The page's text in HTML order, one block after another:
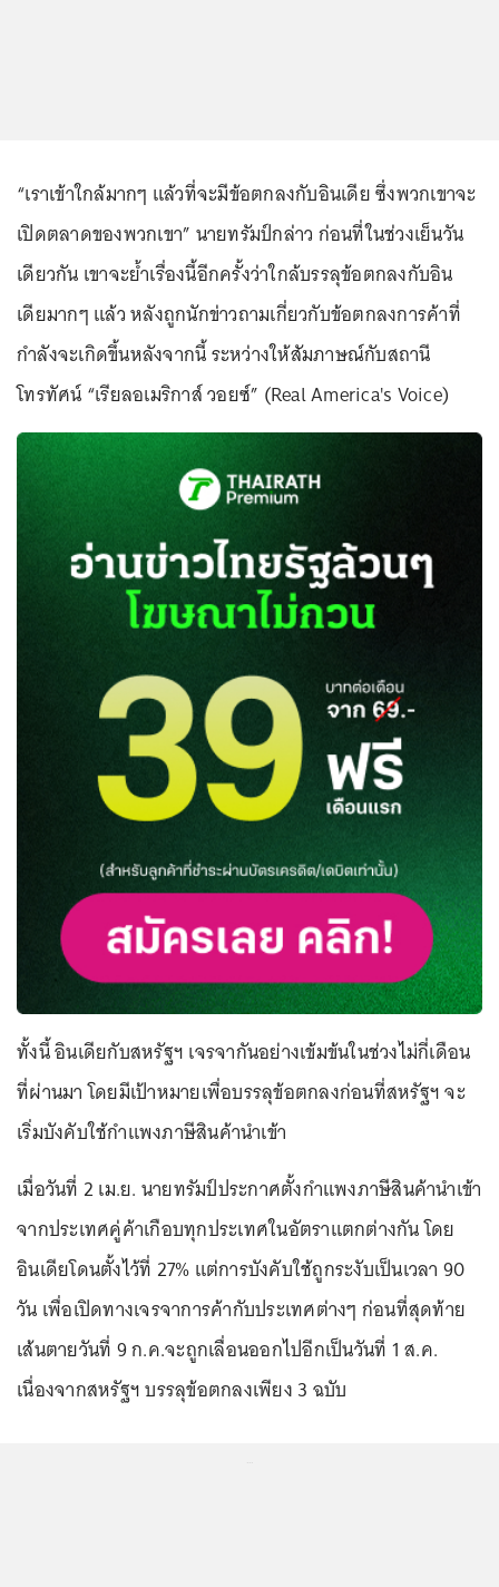
“เราเข้าใกล้มากๆ แล้วที่จะมีข้อตกลงกับอินเดีย ซึ่งพวกเขาจะ
เปิดตลาดของพวกเขา” นายทรัมป์กล่าว ก่อนที่ในช่วงเย็นวัน
เดียวกัน เขาจะย้ำเรื่องนี้อีกครั้งว่าใกล้บรรลุข้อตกลงกับอิน
เดียมากๆ แล้ว หลังถูกนักข่าวถามเกี่ยวกับข้อตกลงการค้าที่
กำลังจะเกิดขึ้นหลังจากนี้ ระหว่างให้สัมภาษณ์กับสถานี
โทรทัศน์ “เรียลอเมริกาส์ วอยซ์” (Real America's Voice)
ทั้งนี้ อินเดียกับสหรัฐฯ เจรจากันอย่างเข้มข้นในช่วงไม่กี่เดือน
ที่ผ่านมา โดยมีเป้าหมายเพื่อบรรลุข้อตกลงก่อนที่สหรัฐฯ จะ
เริ่มบังคับใช้กำแพงภาษีสินค้านำเข้า
เมื่อวันที่ 2 เม.ย. นายทรัมป์ประกาศตั้งกำแพงภาษีสินค้านำเข้า
จากประเทศคู่ค้าเกือบทุกประเทศในอัตราแตกต่างกัน โดย
อินเดียโดนตั้งไว้ที่ 27% แต่การบังคับใช้ถูกระงับเป็นเวลา 90
วัน เพื่อเปิดทางเจรจาการค้ากับประเทศต่างๆ ก่อนที่สุดท้าย
เส้นตายวันที่ 9 ก.ค.จะถูกเลื่อนออกไปอีกเป็นวันที่ 1 ส.ค.
เนื่องจากสหรัฐฯ บรรลุข้อตกลงเพียง 3 ฉบับ